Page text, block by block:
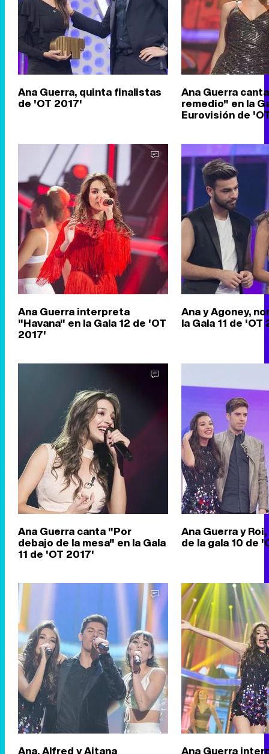
Ana Guerra, quinta finalistas
de 'OT 2017'
Ana Guerra
remedio" en la
Eurovisión de
Ana Guerra interpreta
"Havana" en la Gala 12 de 'OT
2017'
Ana y Agoney,
la Gala 11 de 'OT
Ana Guerra canta "Por
debajo de la mesa" en la Gala
11 de 'OT 2017'
Ana Guerra y
de la gala 10 de
Ana, Alfred y Aitana Ana Guerra